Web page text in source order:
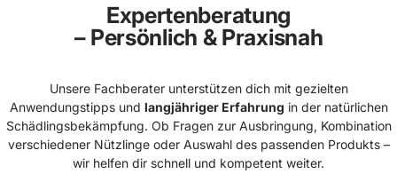
Expertenberatung
– Persönlich & Praxisnah
Unsere Fachberater unterstützen dich mit gezielten
Anwendungstipps und langjähriger Erfahrung in der natürlichen
Schädlingsbekämpfung. Ob Fragen zur Ausbringung, Kombination
verschiedener Nützlinge oder Auswahl des passenden Produkts –
wir helfen dir schnell und kompetent weiter.